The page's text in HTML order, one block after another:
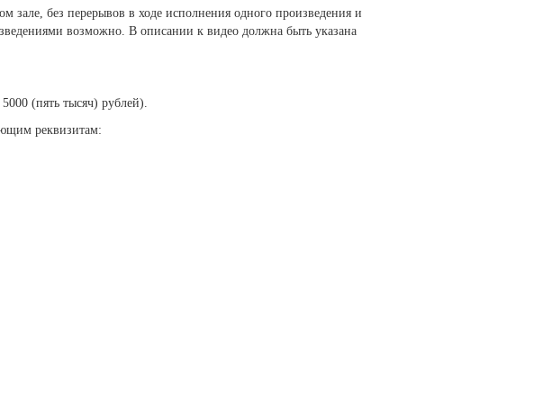
зале, без перерывов в ходе исполнения одного произведения и
возможно. В описании к видео должна быть указана
(пять тысяч) рублей).
реквизитам: